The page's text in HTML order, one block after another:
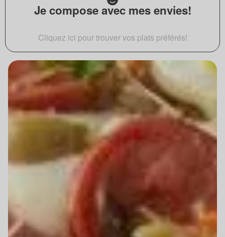
Je compose avec mes envies!
Cliquez ici pour trouver vos plats préférés!